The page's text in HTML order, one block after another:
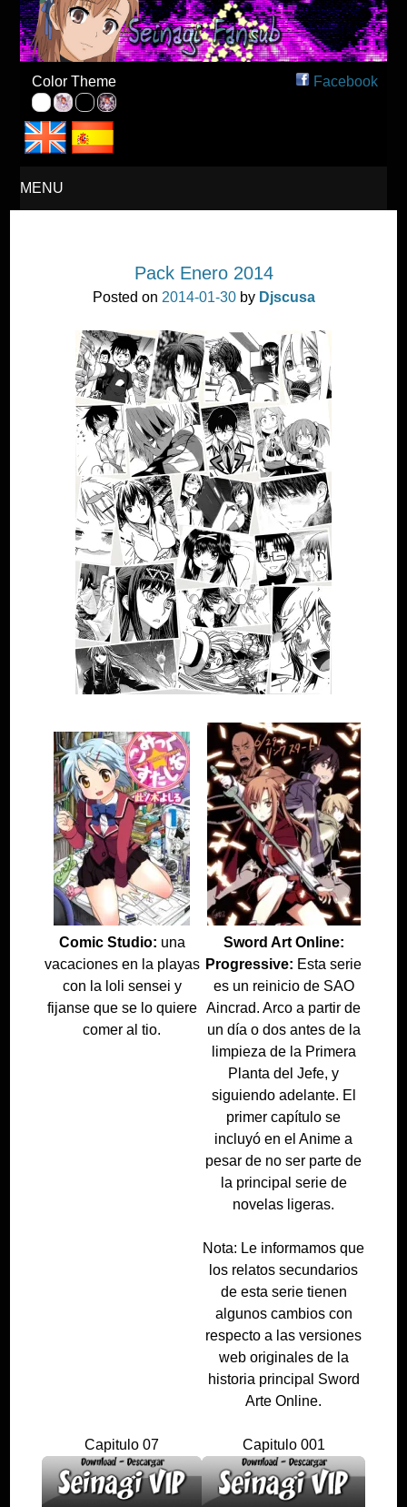
Seinagi Fansub – Español
Color Theme Facebook
MENU
Pack Enero 2014
Posted on 2014-01-30by Djscusa
Comic Studio: una
vacaciones en la playas
con la loli sensei y
fijanse que se lo quiere
comer al tio.
Sword Art Online:
Progressive: Esta serie
es un reinicio de SAO
Aincrad. Arco a partir de
un día o dos antes de la
limpieza de la Primera
Planta del Jefe, y
siguiendo adelante. El
primer capítulo se
incluyó en el Anime a
pesar de no ser parte de
la principal serie de
novelas ligeras.
Nota: Le informamos que
los relatos secundarios
de esta serie tienen
algunos cambios con
respecto a las versiones
web originales de la
historia principal Sword
Arte Online.
Capitulo 07 Capitulo 001